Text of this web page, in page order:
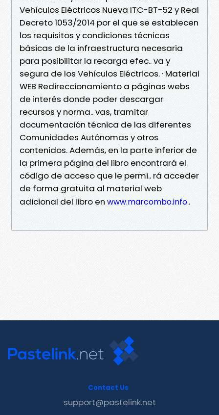
Vehículos Eléctricos Nueva ITC-BT-52 y Real
Decreto 1053/2014 por el que se establecen
los requisitos y condiciones técnicas
básicas de la infraestructura necesaria
para posibilitar la recarga efec.. va y
segura de los Vehículos Eléctricos. · Material
WEB Redireccionamiento a páginas webs
de interés donde poder descargar
recursos y norma.. vas, tramitar
documentación técnica de las diferentes
Comunidades Autónomas y otros
contenidos. Además, en la parte inferior de
la primera página del libro encontrará el
código de acceso que le permi.. rá acceder
de forma gratuita al material web
adicional del libro en www.marcombo.info.
Contact Us
support@pastelink.net